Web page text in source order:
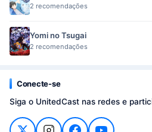
2 recomendações
Yomi no Tsugai
2 recomendações
Conecte-se
Siga o UnitedCast nas redes e